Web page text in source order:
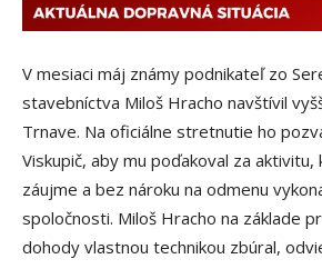
V mesiaci máj známy podnikateľ zo
stavebníctva Miloš Hracho navštívil
Trnave. Na oficiálne stretnutie ho
Viskupič, aby mu poďakoval za
záujme a bez nároku na odmenu
spoločnosti. Miloš Hracho na základe
dohody vlastnou technikou zbúral,